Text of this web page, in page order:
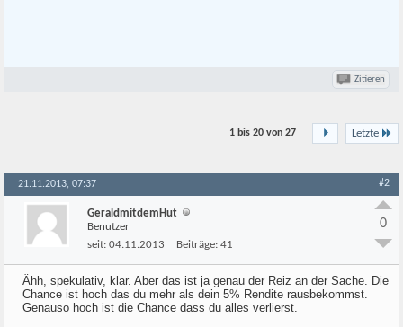
Zitieren
Letzte
1 bis 20 von 27
21.11.2013, 07:37 #2
GeraldmitdemHut
Benutzer
seit: 04.11.2013 Beiträge: 41
0
Ähh, spekulativ, klar. Aber das ist ja genau der Reiz an der Sache. Die
Chance ist hoch das du mehr als dein 5% Rendite rausbekommst.
Genauso hoch ist die Chance dass du alles verlierst.